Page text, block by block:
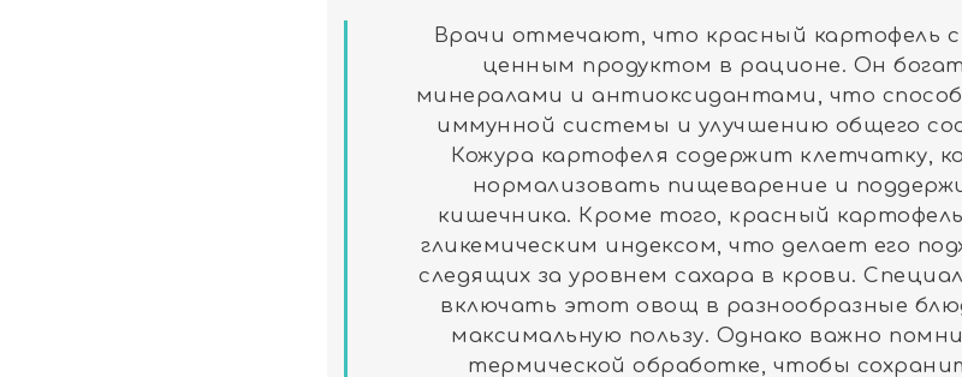
Врачи отмечают, что красный картофель с
ценным продуктом в рационе. Он
минералами и антиоксидантами, что
иммунной системы и улучшению общего
Кожура картофеля содержит клетчатку,
нормализовать пищеварение и
кишечника. Кроме того, красный
гликемическим индексом, что делает его
следящих за уровнем сахара в крови.
включать этот овощ в разнообразные
максимальную пользу. Однако важно
термической обработке, чтобы